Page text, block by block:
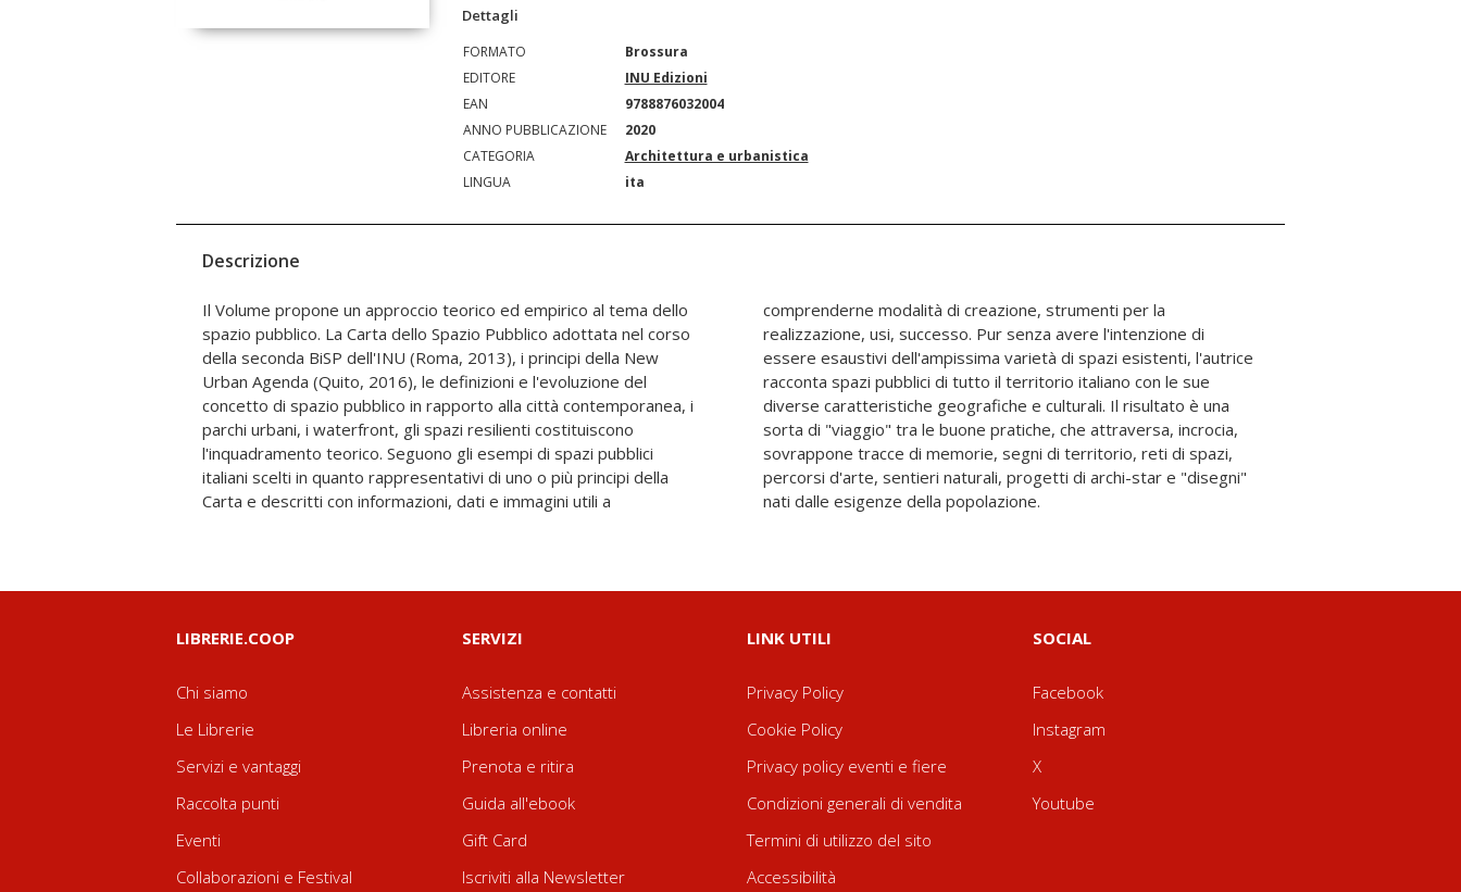
Dettagli
FORMATO
Brossura
EDITORE
INU Edizioni
EAN
9788876032004
ANNO PUBBLICAZIONE
2020
CATEGORIA
Architettura e urbanistica
LINGUA
ita
Descrizione
Il Volume propone un approccio teorico ed empirico al tema dello
spazio pubblico. La Carta dello Spazio Pubblico adottata nel corso
della seconda BiSP dell'INU (Roma, 2013), i principi della New
Urban Agenda (Quito, 2016), le definizioni e l'evoluzione del
concetto di spazio pubblico in rapporto alla città contemporanea, i
parchi urbani, i waterfront, gli spazi resilienti costituiscono
l'inquadramento teorico. Seguono gli esempi di spazi pubblici
italiani scelti in quanto rappresentativi di uno o più principi della
Carta e descritti con informazioni, dati e immagini utili a
comprenderne modalità di creazione, strumenti per la
realizzazione, usi, successo. Pur senza avere l'intenzione di
essere esaustivi dell'ampissima varietà di spazi esistenti, l'autrice
racconta spazi pubblici di tutto il territorio italiano con le sue
diverse caratteristiche geografiche e culturali. Il risultato è una
sorta di "viaggio" tra le buone pratiche, che attraversa, incrocia,
sovrappone tracce di memorie, segni di territorio, reti di spazi,
percorsi d'arte, sentieri naturali, progetti di archi-star e "disegni"
nati dalle esigenze della popolazione.
LIBRERIE.COOP
Chi siamo
Le Librerie
Servizi e vantaggi
Raccolta punti
Eventi
Collaborazioni e Festival
SERVIZI
Assistenza e contatti
Libreria online
Prenota e ritira
Guida all'ebook
Gift Card
Iscriviti alla Newsletter
LINK UTILI
Privacy Policy
Cookie Policy
Privacy policy eventi e fiere
Condizioni generali di vendita
Termini di utilizzo del sito
Accessibilità
SOCIAL
Facebook
Instagram
X
Youtube